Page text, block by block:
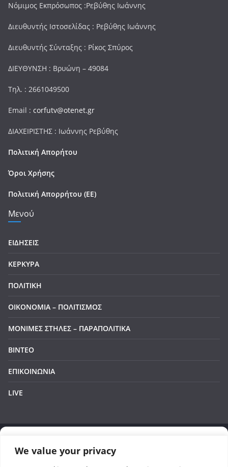
We value your privacy
Νόμιμος Εκπρόσωπος :Ρεβύθης Ιωάννης
Διευθυντής Ιστοσελίδας : Ρεβύθης Ιωάννης
Διευθυντής Σύνταξης : Ρίκος Σπύρος
ΔΙΕΥΘΥΝΣΗ : Βρυώνη – 49084
Τηλ. : 2661049500
Email : corfutv@otenet.gr
ΔΙΑΧΕΙΡΙΣΤΗΣ : Ιωάννης Ρεβύθης
Πολιτική Απορήτου
Όροι Χρήσης
Πολιτική Απορρήτου (ΕΕ)
Μενού
ΕΙΔΗΣΕΙΣ
ΚΕΡΚΥΡΑ
ΠΟΛΙΤΙΚΗ
ΟΙΚΟΝΟΜΙΑ – ΠΟΛΙΤΙΣΜΟΣ
ΜΟΝΙΜΕΣ ΣΤΗΛΕΣ – ΠΑΡΑΠΟΛΙΤΙΚΑ
ΒΙΝΤΕΟ
ΕΠΙΚΟΙΝΩΝΙΑ
LIVE
Πνευματικά Δικαιώματα © 2026